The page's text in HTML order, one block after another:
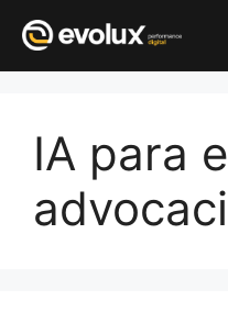
conteúdoIA para